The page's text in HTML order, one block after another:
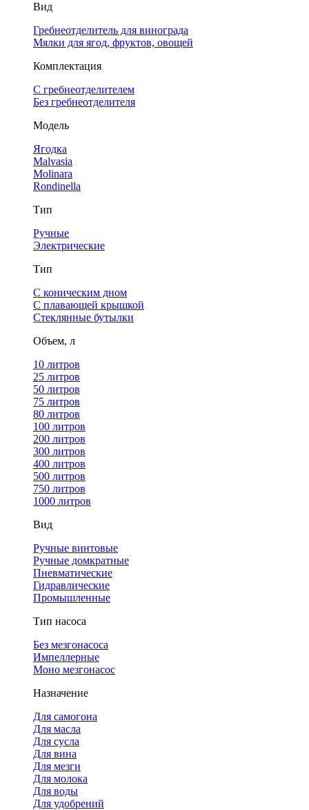
Вид
Гребнеотделитель для винограда
Мялки для ягод, фруктов, овощей
Комплектация
С гребнеотделителем
Без гребнеотделителя
Модель
Ягодка
Malvasia
Molinara
Rondinella
Тип
Ручные
Электрические
Тип
С коническим дном
С плавающей крышкой
Стеклянные бутылки
Объем, л
10 литров
25 литров
50 литров
75 литров
80 литров
100 литров
200 литров
300 литров
400 литров
500 литров
750 литров
1000 литров
Вид
Ручные винтовые
Ручные домкратные
Пневматические
Гидравлические
Промышленные
Тип насоса
Без мезгонасоса
Импеллерные
Моно мезгонасос
Назначение
Для самогона
Для масла
Для сусла
Для вина
Для мезги
Для молока
Для воды
Для удобрений